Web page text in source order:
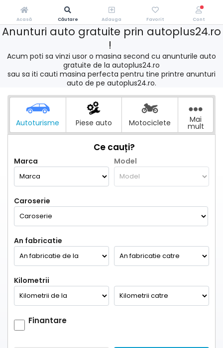
Anunturi auto gratuite prin autoplus24.ro
!
Acum poti sa vinzi usor o masina second cu anunturile auto
gratuite de la autoplus24.ro
sau sa iti cauti masina perfecta pentru tine printre anunturi
auto de pe autoplus24.ro.
Autoturisme Piese auto Motociclete Mai
mult
Ce cauți?
Marca Model
Caroserie
An fabricatie
Kilometrii
Finantare
Acasă Căutare Adauga Favorit Cont